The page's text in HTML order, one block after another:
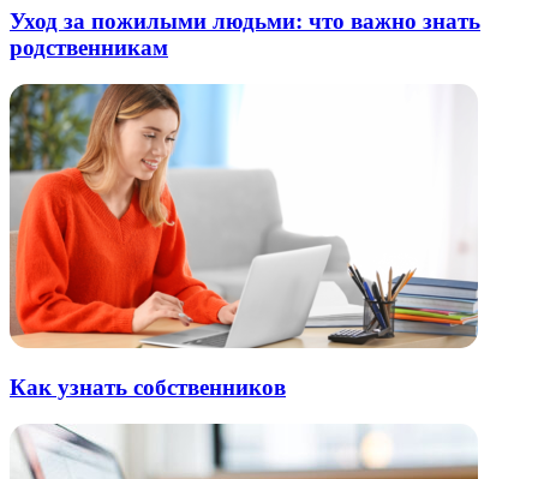
Уход за пожилыми людьми: что важно знать
родственникам
Как узнать собственников